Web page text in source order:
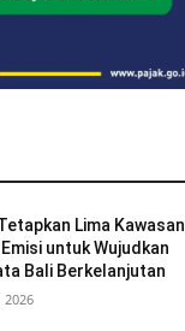
Lima Kawasan
untuk Wujudkan
Bali Berkelanjutan
2026